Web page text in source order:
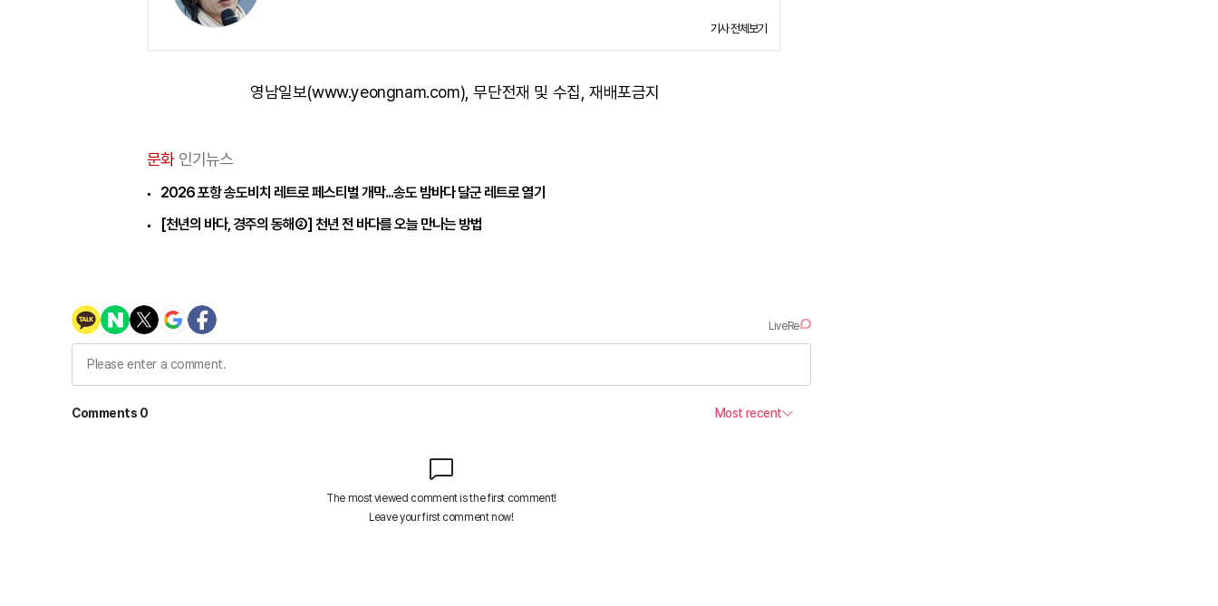
기사 전체보기
영남일보(www.yeongnam.com), 무단전재 및 수집, 재배포금지
문화 인기뉴스
2026 포항 송도비치 레트로 페스티벌 개막...송도 밤바다 달군 레트로 열기
[천년의 바다, 경주의 동해②] 천년 전 바다를 오늘 만나는 방법